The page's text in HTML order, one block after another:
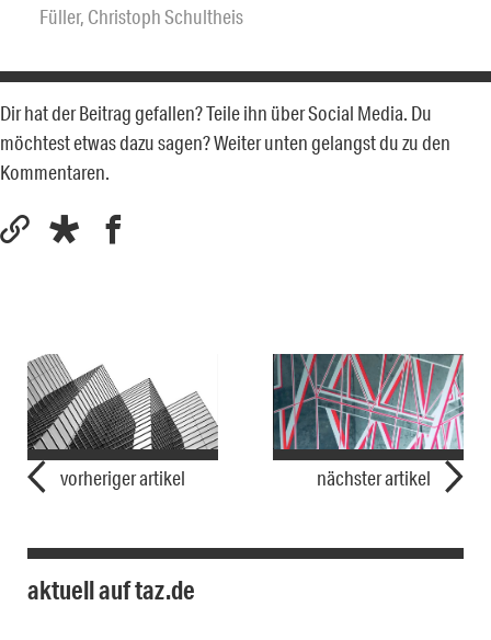
Füller, Christoph Schultheis
Dir hat der Beitrag gefallen? Teile ihn über Social Media. Du
möchtest etwas dazu sagen? Weiter unten gelangst du zu den
Kommentaren.
vorheriger artikel nächster artikel
aktuell auf taz.de